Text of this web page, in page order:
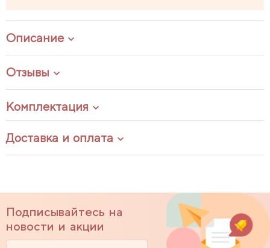
Описание
Отзывы
Комплектация
Доставка и оплата
Подписывайтесь на
новости и акции